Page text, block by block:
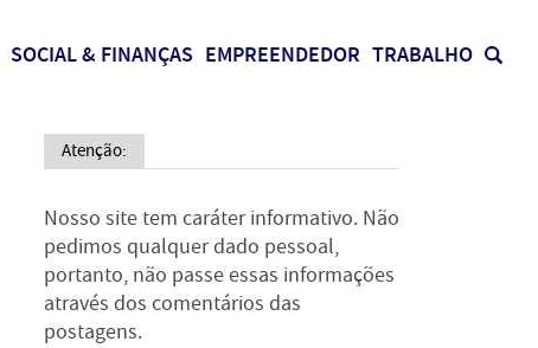
SOCIAL & FINANÇAS EMPREENDEDOR TRABALHO
Atenção:
Nosso site tem caráter informativo. Não
pedimos qualquer dado pessoal,
portanto, não passe essas informações
através dos comentários das
postagens.